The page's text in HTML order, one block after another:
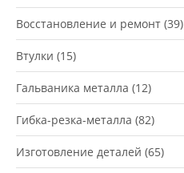
Восстановление и ремонт (39)
Втулки (15)
Гальваника металла (12)
Гибка-резка-металла (82)
Изготовление деталей (65)